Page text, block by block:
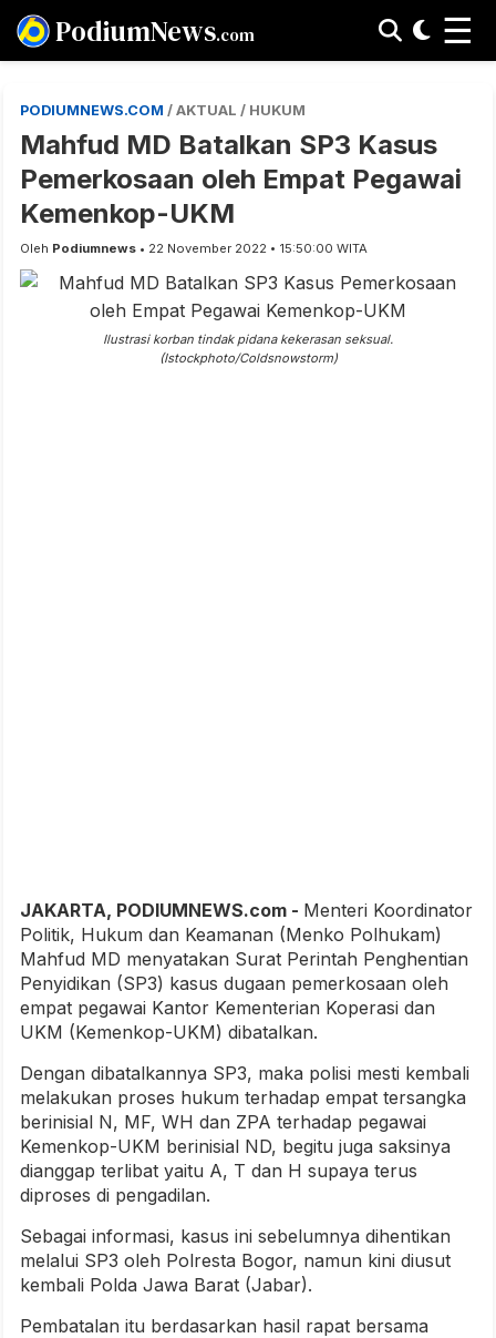
PodiumNews.com ☰
PODIUMNEWS.COM / AKTUAL / HUKUM
Mahfud MD Batalkan SP3 Kasus
Pemerkosaan oleh Empat Pegawai
Kemenkop-UKM
Oleh Podiumnews • 22 November 2022 • 15:50:00 WITA
Ilustrasi korban tindak pidana kekerasan seksual.
(Istockphoto/Coldsnowstorm)
JAKARTA, PODIUMNEWS.com - Menteri Koordinator
Politik, Hukum dan Keamanan (Menko Polhukam)
Mahfud MD menyatakan Surat Perintah Penghentian
Penyidikan (SP3) kasus dugaan pemerkosaan oleh
empat pegawai Kantor Kementerian Koperasi dan
UKM (Kemenkop-UKM) dibatalkan.
Dengan dibatalkannya SP3, maka polisi mesti kembali
melakukan proses hukum terhadap empat tersangka
berinisial N, MF, WH dan ZPA terhadap pegawai
Kemenkop-UKM berinisial ND, begitu juga saksinya
dianggap terlibat yaitu A, T dan H supaya terus
diproses di pengadilan.
Sebagai informasi, kasus ini sebelumnya dihentikan
melalui SP3 oleh Polresta Bogor, namun kini diusut
kembali Polda Jawa Barat (Jabar).
Pembatalan itu berdasarkan hasil rapat bersama